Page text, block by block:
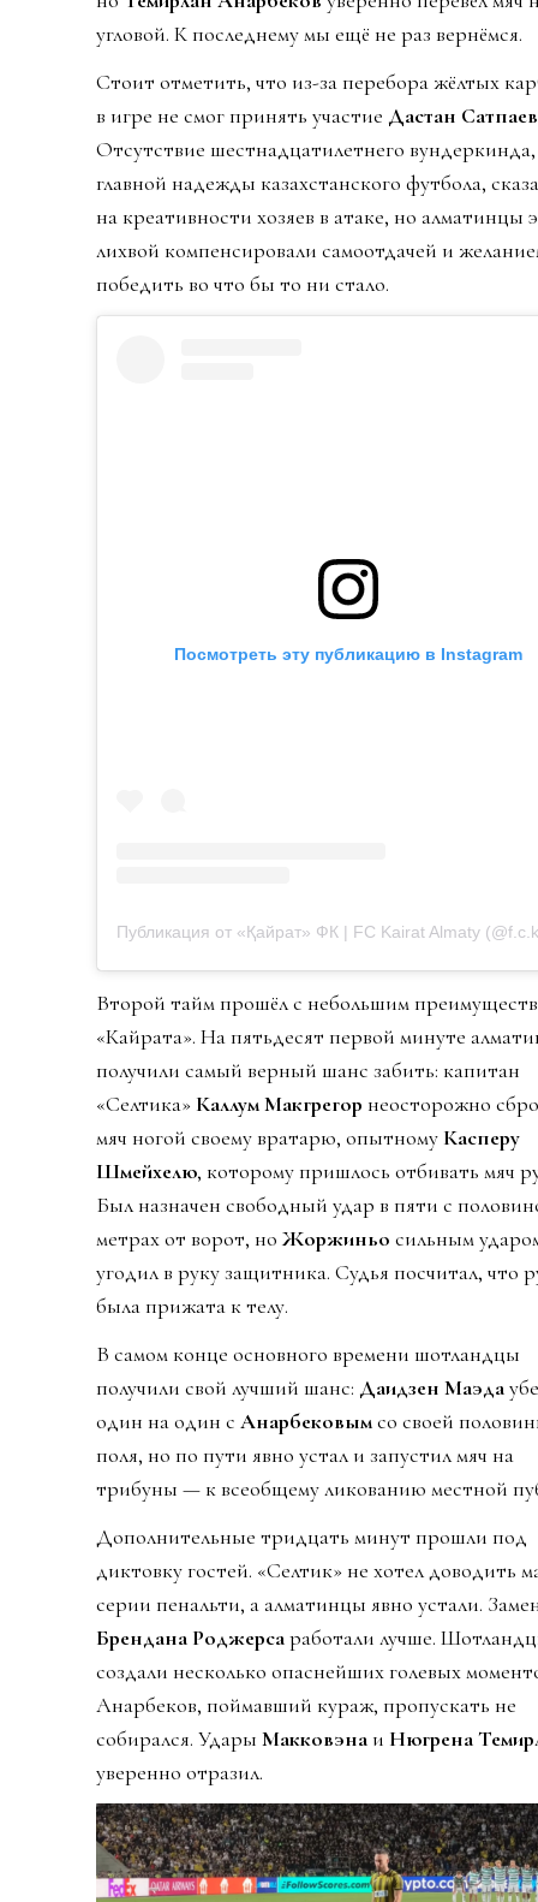
угловой. К последнему мы ещё не раз вернёмся.
Стоит отметить, что из-за перебора жёлтых
в игре не смог принять участие Дастан Сатпаев
Отсутствие шестнадцатилетнего вундеркинда,
главной надежды казахстанского футбола,
на креативности хозяев в атаке, но алматинцы
лихвой компенсировали самоотдачей и
победить во что бы то ни стало.
Посмотреть эту публикацию в Instagram
Публикация от «Қайрат» ФК | FC Kairat Almaty
Второй тайм прошёл с небольшим
«Кайрата». На пятьдесят первой минуте
получили самый верный шанс забить: капитан
«Селтика» Каллум Макгрегор неосторожно
мяч ногой своему вратарю, опытномуКасперу
Шмейхелю, которому пришлось отбивать мяч
Был назначен свободный удар в пяти с
метрах от ворот, но Жоржиньо сильным
угодил в руку защитника. Судья посчитал, что
была прижата к телу.
В самом конце основного времени шотландцы
получили свой лучший шанс: Даидзен Маэда
один на один с Анарбековымсо своей
поля, но по пути явно устал и запустил мяч на
трибуны — к всеобщему ликованию местной
Дополнительные тридцать минут прошли под
диктовку гостей. «Селтик» не хотел доводить
серии пенальти, а алматинцы явно устали.
Брендана Роджерсаработали лучше.
создали несколько опаснейших голевых
Анарбеков, поймавший кураж, пропускать не
собирался. Удары Макковэна и Нюгрена
уверенно отразил.